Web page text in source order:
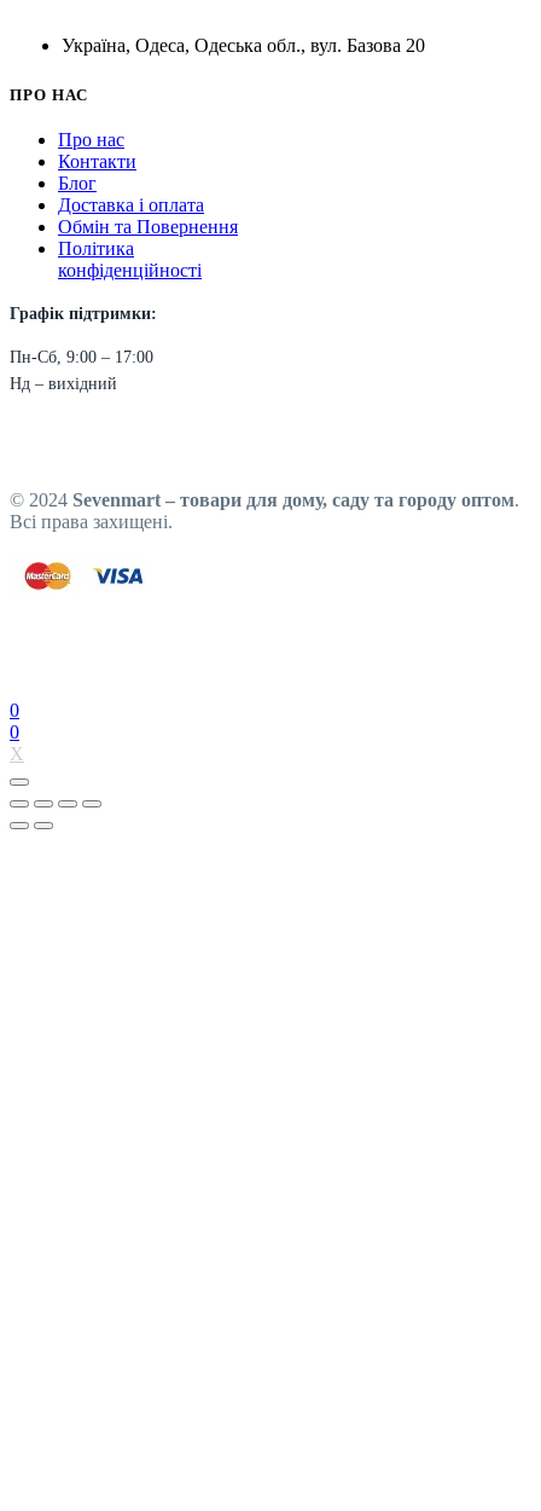
Україна, Одеса, Одеська обл., вул. Базова 20
ПРО НАС
Про нас
Контакти
Блог
Доставка і оплата
Обмін та Повернення
Політика
конфіденційності
Графік підтримки:
Пн-Сб, 9:00 – 17:00
Нд – вихідний
© 2024 Sevenmart – товари для дому, саду та городу оптом.
Всі права захищені.
0
0
X